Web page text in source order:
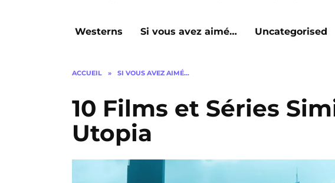
Westerns Si vous avez aimé… Uncategorised
ACCUEIL » SI VOUS AVEZ AIMÉ…
10 Films et Séries
Utopia